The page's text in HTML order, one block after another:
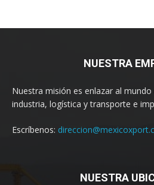
NUESTRA
Nuestra misión es enlazar al
industria, logística y transporte e
Escríbenos:
NUESTRA